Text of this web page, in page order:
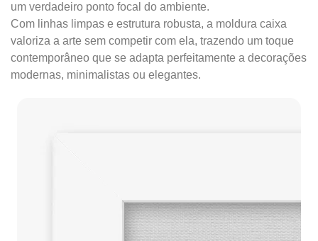
um verdadeiro ponto focal do ambiente.
Com linhas limpas e estrutura robusta, a moldura caixa
valoriza a arte sem competir com ela, trazendo um toque
contemporâneo que se adapta perfeitamente a decorações
modernas, minimalistas ou elegantes.